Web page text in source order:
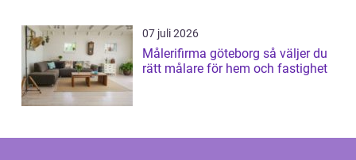
07 juli 2026
Målerifirma göteborg så väljer du
rätt målare för hem och fastighet